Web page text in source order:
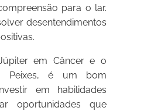
para o lar.
desentendimentos
em Câncer e o
Peixes, é um bom
em habilidades
oportunidades que